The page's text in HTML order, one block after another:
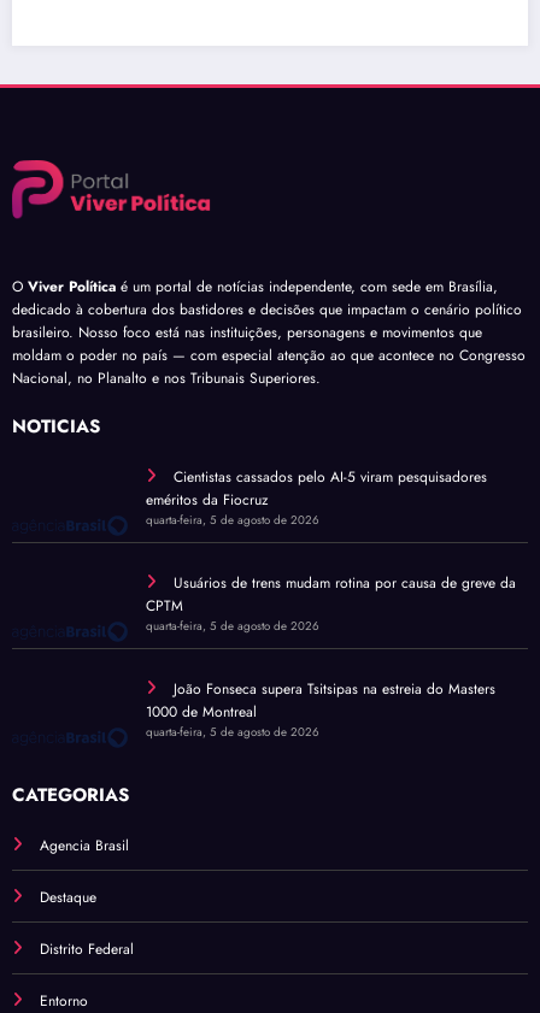
O Viver Política é um portal de notícias independente, com sede em Brasília,
dedicado à cobertura dos bastidores e decisões que impactam o cenário político
brasileiro. Nosso foco está nas instituições, personagens e movimentos que
moldam o poder no país — com especial atenção ao que acontece no Congresso
Nacional, no Planalto e nos Tribunais Superiores.
NOTÍCIAS
Cientistas cassados pelo AI-5 viram pesquisadores
eméritos da Fiocruz
quarta-feira, 5 de agosto de 2026
Usuários de trens mudam rotina por causa de greve da
CPTM
quarta-feira, 5 de agosto de 2026
João Fonseca supera Tsitsipas na estreia do Masters
1000 de Montreal
quarta-feira, 5 de agosto de 2026
CATEGORIAS
Agencia Brasil
Destaque
Distrito Federal
Entorno